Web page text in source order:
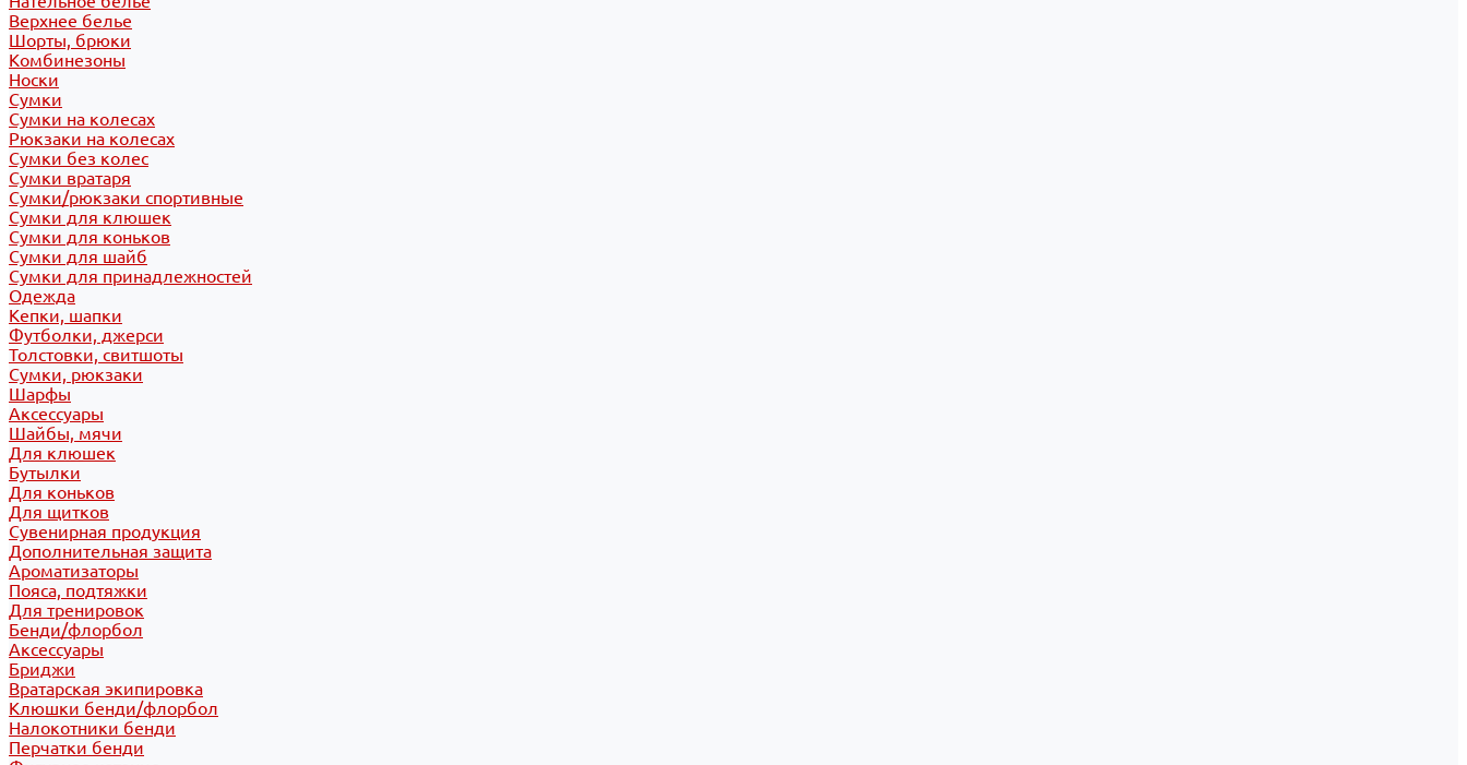
Верхнее белье
Шорты, брюки
Комбинезоны
Носки
Сумки
Сумки на колесах
Рюкзаки на колесах
Сумки без колес
Сумки вратаря
Сумки/рюкзаки спортивные
Сумки для клюшек
Сумки для коньков
Сумки для шайб
Сумки для принадлежностей
Одежда
Кепки, шапки
Футболки, джерси
Толстовки, свитшоты
Сумки, рюкзаки
Шарфы
Аксессуары
Шайбы, мячи
Для клюшек
Бутылки
Для коньков
Для щитков
Сувенирная продукция
Дополнительная защита
Ароматизаторы
Пояса, подтяжки
Для тренировок
Бенди/флорбол
Аксессуары
Бриджи
Вратарская экипировка
Клюшки бенди/флорбол
Налокотники бенди
Перчатки бенди